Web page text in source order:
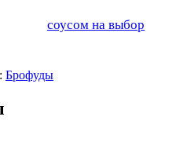
соусом на выбор
Брофуды